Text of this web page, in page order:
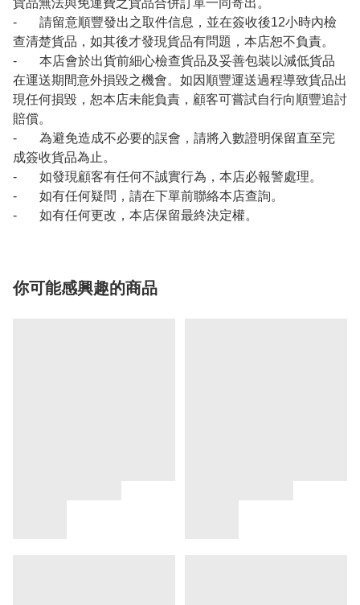
貨品無法與免運費之貨品合併訂單一同寄出。
- 請留意順豐發出之取件信息，並在簽收後12小時內檢
查清楚貨品，如其後才發現貨品有問題，本店恕不負責。
- 本店會於出貨前細心檢查貨品及妥善包裝以減低貨品
在運送期間意外損毀之機會。如因順豐運送過程導致貨品出
現任何損毀，恕本店未能負責，顧客可嘗試自行向順豐追討
賠償。
- 為避免造成不必要的誤會，請將入數證明保留直至完
成簽收貨品為止。
- 如發現顧客有任何不誠實行為，本店必報警處理。
- 如有任何疑問，請在下單前聯絡本店查詢。
- 如有任何更改，本店保留最終決定權。
你可能感興趣的商品